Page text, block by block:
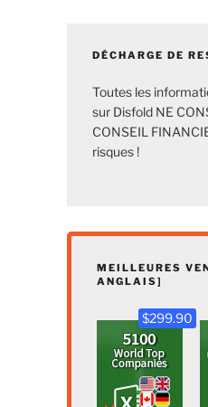
DÉCHARGE DE
Toutes les
sur Disfold NE
CONSEIL
risques !
MEILLEURES
ANGLAIS]
$299.90